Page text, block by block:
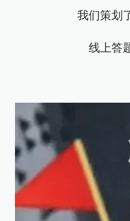
我们策划
线上答